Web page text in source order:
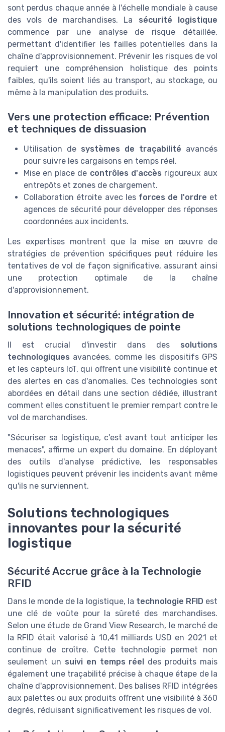
sont perdus chaque année à l'échelle mondiale à cause
des vols de marchandises. La sécurité logistique
commence par une analyse de risque détaillée,
permettant d'identifier les failles potentielles dans la
chaîne d'approvisionnement. Prévenir les risques de vol
requiert une compréhension holistique des points
faibles, qu'ils soient liés au transport, au stockage, ou
même à la manipulation des produits.
Vers une protection efficace: Prévention
et techniques de dissuasion
Utilisation de systèmes de traçabilité avancés
pour suivre les cargaisons en temps réel.
Mise en place de contrôles d'accès rigoureux aux
entrepôts et zones de chargement.
Collaboration étroite avec les forces de l'ordre et
agences de sécurité pour développer des réponses
coordonnées aux incidents.
Les expertises montrent que la mise en œuvre de
stratégies de prévention spécifiques peut réduire les
tentatives de vol de façon significative, assurant ainsi
une protection optimale de la chaîne
d'approvisionnement.
Innovation et sécurité: intégration de
solutions technologiques de pointe
Il est crucial d'investir dans des solutions
technologiques avancées, comme les dispositifs GPS
et les capteurs IoT, qui offrent une visibilité continue et
des alertes en cas d'anomalies. Ces technologies sont
abordées en détail dans une section dédiée, illustrant
comment elles constituent le premier rempart contre le
vol de marchandises.
"Sécuriser sa logistique, c'est avant tout anticiper les
menaces", affirme un expert du domaine. En déployant
des outils d'analyse prédictive, les responsables
logistiques peuvent prévenir les incidents avant même
qu'ils ne surviennent.
Solutions technologiques
innovantes pour la sécurité
logistique
Sécurité Accrue grâce à la Technologie
RFID
Dans le monde de la logistique, la technologie RFID est
une clé de voûte pour la sûreté des marchandises.
Selon une étude de Grand View Research, le marché de
la RFID était valorisé à 10,41 milliards USD en 2021 et
continue de croître. Cette technologie permet non
seulement un suivi en temps réel des produits mais
également une traçabilité précise à chaque étape de la
chaîne d'approvisionnement. Des balises RFID intégrées
aux palettes ou aux produits offrent une visibilité à 360
degrés, réduisant significativement les risques de vol.